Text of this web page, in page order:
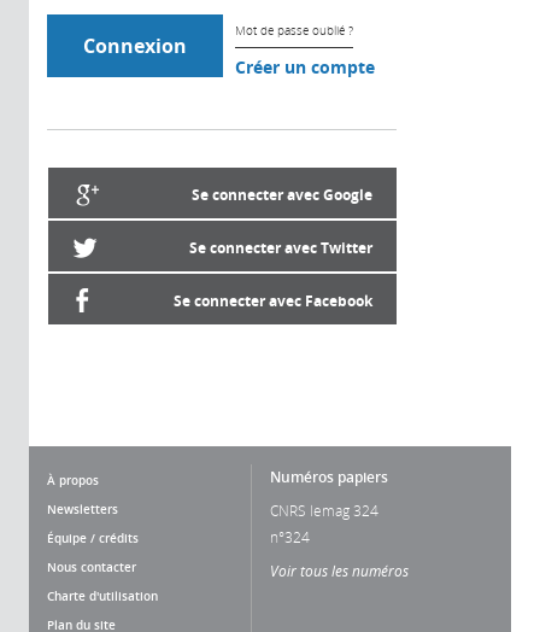
Mot de passe oublié ?
Créer un compte
Se connecter avec Google
Se connecter avec Twitter
Se connecter avec Facebook
À propos
Newsletters
Équipe / crédits
Nous contacter
Charte d'utilisation
Plan du site
Numéros papiers
CNRS lemag 324
n°324
Voir tous les numéros